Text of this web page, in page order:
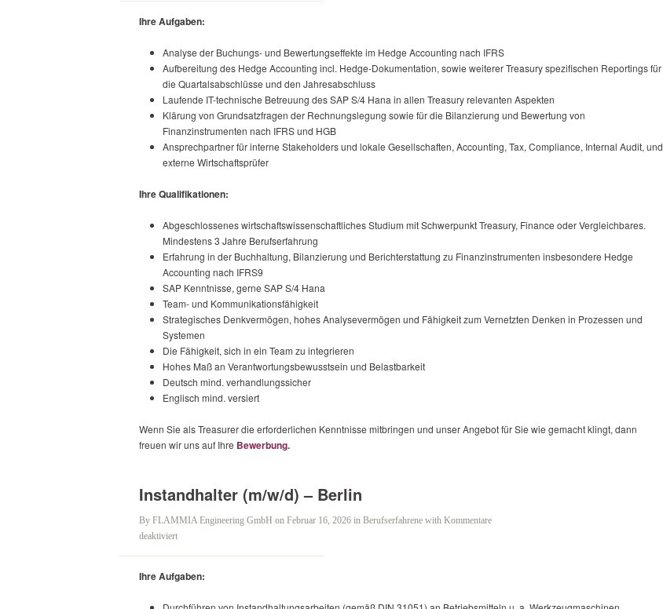
–
Ihre Aufgaben:
Analyse der Buchungs- und Bewertungseffekte im Hedge Accounting nach IFRS
Aufbereitung des Hedge Accounting incl. Hedge-Dokumentation, sowie weiterer Treasury spezifischen Reportings für
die Quartalsabschlüsse und den Jahresabschluss
Laufende IT-technische Betreuung des SAP S/4 Hana in allen Treasury relevanten Aspekten
Klärung von Grundsatzfragen der Rechnungslegung sowie für die Bilanzierung und Bewertung von
Finanzinstrumenten nach IFRS und HGB
Ansprechpartner für interne Stakeholders und lokale Gesellschaften, Accounting, Tax, Compliance, Internal Audit, und
externe Wirtschaftsprüfer
Ihre Qualifikationen:
Abgeschlossenes wirtschaftswissenschaftliches Studium mit Schwerpunkt Treasury, Finance oder Vergleichbares.
Mindestens 3 Jahre Berufserfahrung
Erfahrung in der Buchhaltung, Bilanzierung und Berichterstattung zu Finanzinstrumenten insbesondere Hedge
Accounting nach IFRS9
SAP Kenntnisse, gerne SAP S/4 Hana
Team- und Kommunikationsfähigkeit
Strategisches Denkvermögen, hohes Analysevermögen und Fähigkeit zum Vernetzten Denken in Prozessen und
Systemen
Die Fähigkeit, sich in ein Team zu integrieren
Hohes Maß an Verantwortungsbewusstsein und Belastbarkeit
Deutsch mind. verhandlungssicher
Englisch mind. versiert
Wenn Sie als Treasurer die erforderlichen Kenntnisse mitbringen und unser Angebot für Sie wie gemacht klingt, dann
freuen wir uns auf Ihre Bewerbung.
Instandhalter (m/w/d) – Berlin
By FLAMMIA Engineering GmbH on Februar 16, 2026 in Berufserfahrene with Kommentare
deaktiviertfür
–
Ihre Aufgaben: